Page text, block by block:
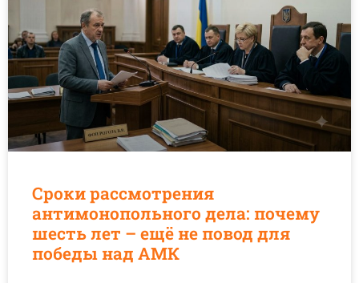
Сроки рассмотрения
антимонопольного дела: почему
шесть лет – ещё не повод для
победы над АМК